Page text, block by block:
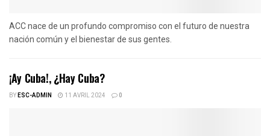
ACC nace de un profundo compromiso con el futuro de nuestra
nación común y el bienestar de sus gentes.
¡Ay Cuba!, ¿Hay Cuba?
BYESC-ADMIN 11 AVRIL 2024 0